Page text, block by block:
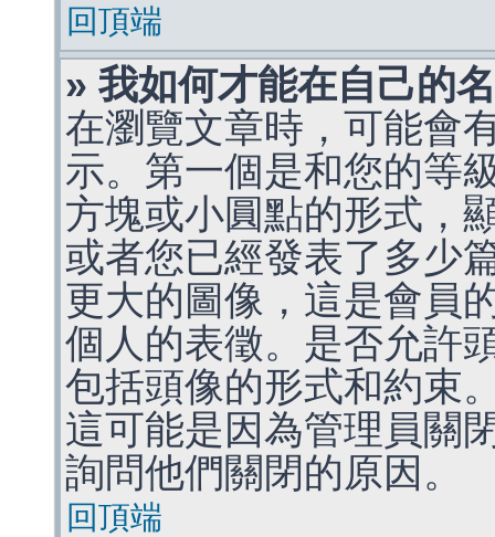
回頂端
» 我如何才能在自己的
在瀏覽文章時，可能會
示。第一個是和您的等
方塊或小圓點的形式，
或者您已經發表了多少
更大的圖像，這是會員
個人的表徵。是否允許
包括頭像的形式和約束
這可能是因為管理員關
詢問他們關閉的原因。
回頂端